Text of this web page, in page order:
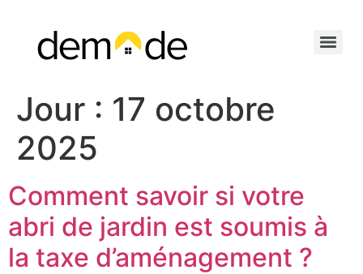
Jour : 17 octobre
2025
Comment savoir si votre
abri de jardin est soumis à
la taxe d’aménagement ?